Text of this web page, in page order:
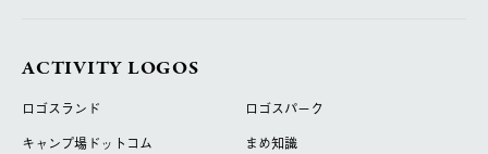
ACTIVITY LOGOS
ロゴスランド
ロゴスパーク
キャンプ場ドットコム
まめ知識